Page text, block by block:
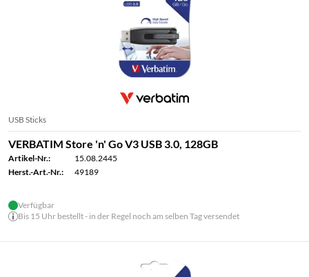
USB Sticks
VERBATIM Store 'n' Go V3 USB 3.0, 128GB
Artikel-Nr.:
15.08.2445
Herst.-Art.-Nr.:
49189
Verfügbar
Bis 15 Uhr bestellt - in der Regel noch am selben Tag versendet